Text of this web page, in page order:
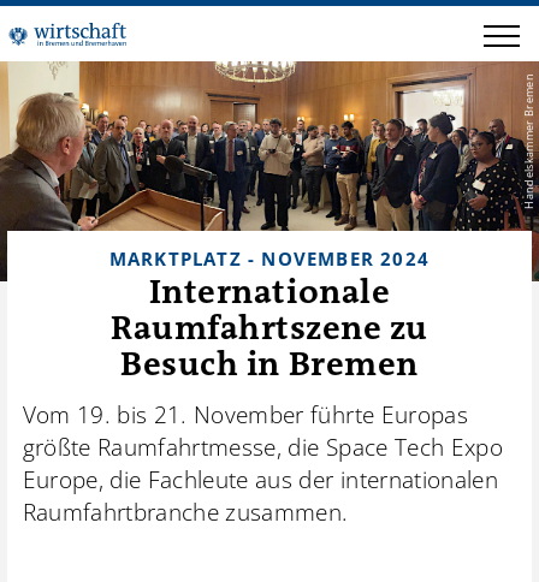
Handelskammer Bremen
MARKTPLATZ - NOVEMBER 2024
Internationale
Raumfahrtszene zu
Besuch in Bremen
Vom 19. bis 21. November führte Europas
größte Raumfahrtmesse, die Space Tech Expo
Europe, die Fachleute aus der internationalen
Raumfahrtbranche zusammen.